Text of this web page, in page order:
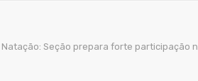
Natação: Seção prepara forte participação